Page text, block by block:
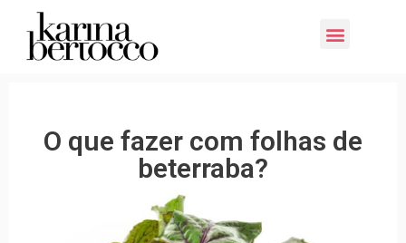
O que fazer com folhas de
beterraba?